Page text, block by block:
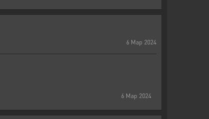
6 Мар 2024
6 Мар 2024